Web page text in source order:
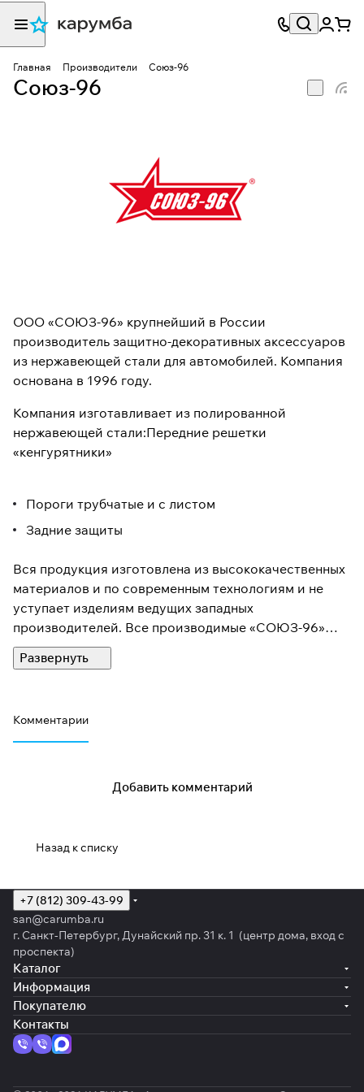
Главная Производители Союз-96
Союз-96
ООО «СОЮЗ-96» крупнейший в России
производитель защитно-декоративных аксессуаров
из нержавеющей стали для автомобилей. Компания
основана в 1996 году.
Компания изготавливает из полированной
нержавеющей стали:Передние решетки
«кенгурятники»
Пороги трубчатые и с листом
Задние защиты
Вся продукция изготовлена из высококачественных
материалов и по современным технологиям и не
уступает изделиям ведущих западных
производителей. Все производимые «СОЮЗ-96»
изделия имеют сертификаты соответствия.
Комментарии
Добавить комментарий
Назад к списку
+7 (812) 309-43-99
san@carumba.ru
г. Санкт-Петербург, Дунайский пр. 31 к. 1 (центр дома, вход с
проспекта)
Каталог
Информация
Покупателю
Контакты